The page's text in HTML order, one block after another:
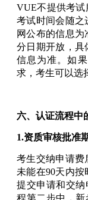
VUE不提供考试
考试时间会随之
网公布的信息
分日期开放，具
信息为准。如
求，考生可以选
六、认证流程中
1.资质审核批准
考生交纳申请费
未能在90天内
提交申请和交
程第二步中，新